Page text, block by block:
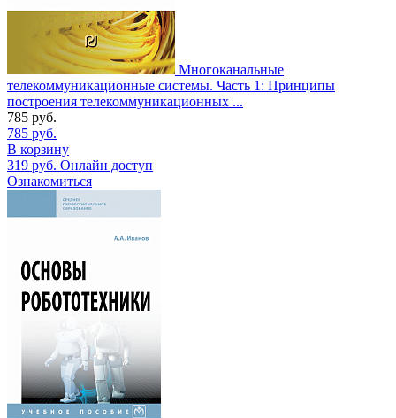
Многоканальные
телекоммуникационные системы. Часть 1: Принципы
построения телекоммуникационных ...
785 руб.
785 руб.
В корзину
319 руб. Онлайн доступ
Ознакомиться